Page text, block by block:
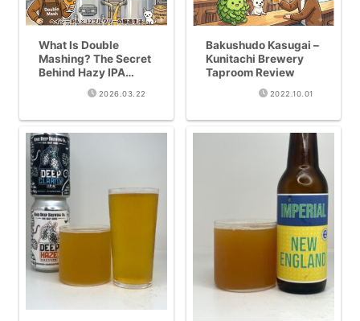
What Is Double
Mashing? The Secret
Behind Hazy IPA
Brewing [12 Top
2026.03.22
Bakushudo Kasugai –
Kunitachi Brewery
Taproom Review
2022.10.01